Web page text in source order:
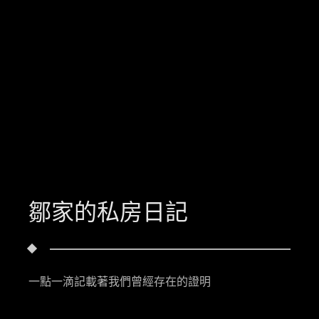
鄒家的私房日記
一點一滴記載著我們曾經存在的證明